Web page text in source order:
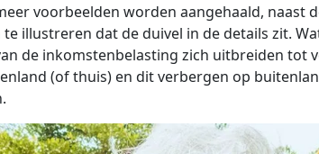
voorbeelden worden aangehaald, naast
illustreren dat de duivel in de details zit.
de inkomstenbelasting zich uitbreiden tot
(of thuis) en dit verbergen op